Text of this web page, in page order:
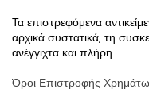
Τα επιστρεφόμενα
αρχικά συστατικά, τη
ανέγγιχτα και πλήρη.
Όροι Επιστροφής